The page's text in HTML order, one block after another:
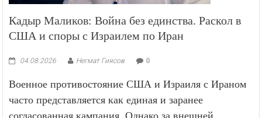
Кадыр Маликов: Война без единства. Раскол в
США и споры с Израилем по Иран
04.08.2026 Негмат Гиясов 0
Военное противостояние США и Израиля с Ираном
часто представляется как единая и заранее
согласованная кампания. Однако за внешней